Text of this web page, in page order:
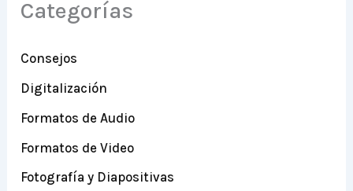
Categorías
Consejos
Digitalización
Formatos de Audio
Formatos de Video
Fotografía y Diapositivas